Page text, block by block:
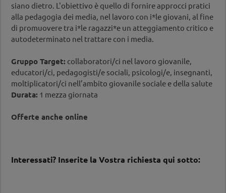
siano dietro. L'obiettivo è quello di fornire approcci pratici
alla pedagogia dei media, nel lavoro con i*le giovani, al fine
di promuovere tra i*le ragazzi*e un atteggiamento critico e
autodeterminato nel trattare con i media.
Gruppo Target: collaboratori/ci nel lavoro giovanile,
educatori/ci, pedagogisti/e sociali, psicologi/e, insegnanti,
moltiplicatori/ci nell’ambito giovanile sociale e della salute
Durata: 1 mezza giornata
Offerte anche online
Interessati? Inserite la Vostra richiesta qui sotto: